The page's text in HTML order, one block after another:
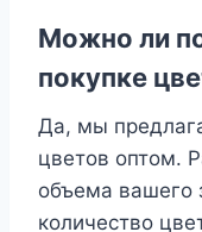
Можно ли
покупке
Да, мы
цветов оптом.
объема вашего
количество